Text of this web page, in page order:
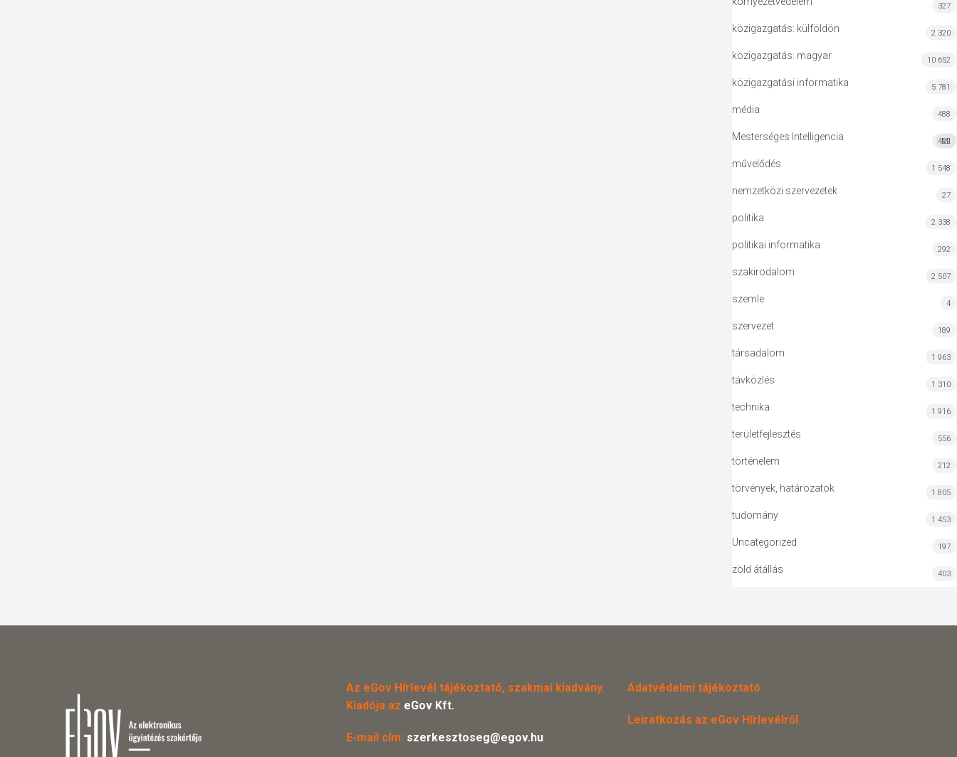
327
közigazgatás: külföldön 2 320
közigazgatás: magyar 10 652
közigazgatási informatika 5 781
média 488
Mesterséges Intelligencia MI
422
művelődés 1 548
nemzetközi szervezetek 27
politika 2 338
politikai informatika 292
szakirodalom 2 507
szemle 4
szervezet 189
társadalom 1 963
távközlés 1 310
technika 1 916
területfejlesztés 556
történelem 212
törvények, határozatok 1 805
tudomány 1 453
Uncategorized 197
zöld átállás 403
Az eGov Hírlevél tájékoztató, szakmai kiadvány.
Kiadója az eGov Kft.
E-mail cím: szerkesztoseg@egov.hu
Adatvédelmi tájékoztató
Leiratkozás az eGov Hírlevélről